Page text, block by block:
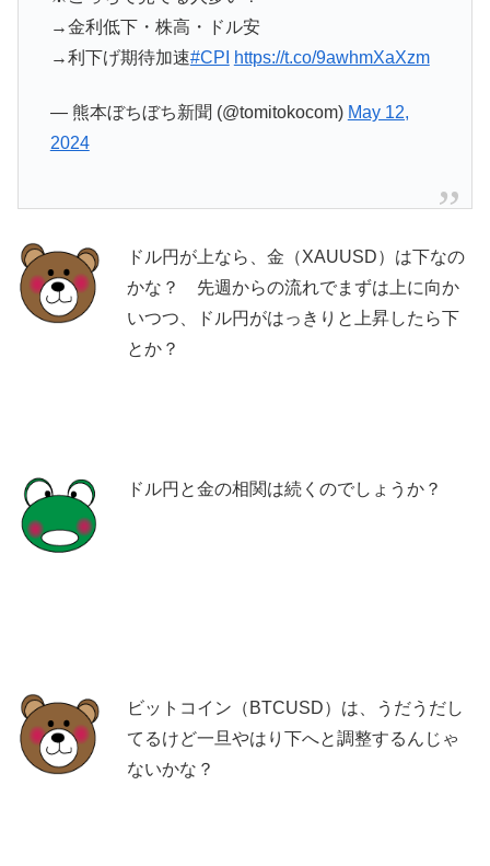
→金利低下・株高・ドル安
→利下げ期待加速#CPI https://t.co/9awhmXaXzm
— 熊本ぼちぼち新聞 (@tomitokocom) May 12,
2024
ドル円が上なら、金（XAUUSD）は下なの
かな？ 先週からの流れでまずは上に向か
いつつ、ドル円がはっきりと上昇したら下
とか？
ドル円と金の相関は続くのでしょうか？
ビットコイン（BTCUSD）は、うだうだし
てるけど一旦やはり下へと調整するんじゃ
ないかな？